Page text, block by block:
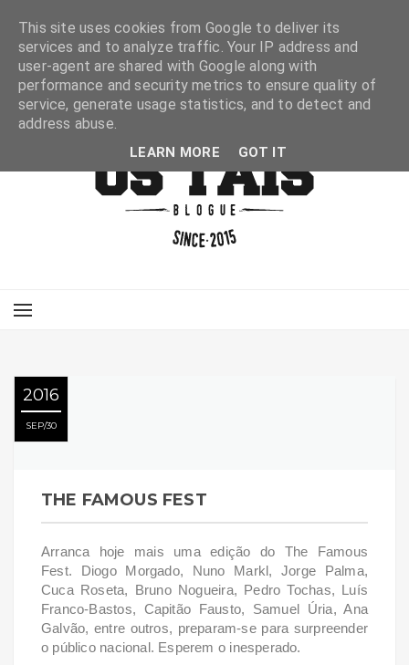
2016
SEP 30
THE FAMOUS FEST
Arranca hoje mais uma edição do The Famous
Fest. Diogo Morgado, Nuno Markl, Jorge Palma,
Cuca Roseta, Bruno Nogueira, Pedro Tochas, Luís
Franco-Bastos, Capitão Fausto, Samuel Úria, Ana
Galvão, entre outros, preparam-se para surpreender
o público nacional. Esperem o inesperado.
This site uses cookies from Google to deliver its
services and to analyze traffic. Your IP address and
user-agent are shared with Google along with
performance and security metrics to ensure quality of
service, generate usage statistics, and to detect and
address abuse.
LEARN MORE GOT IT